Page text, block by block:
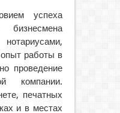
успеха
работы в
проведение
компании.
печатных
и в местах